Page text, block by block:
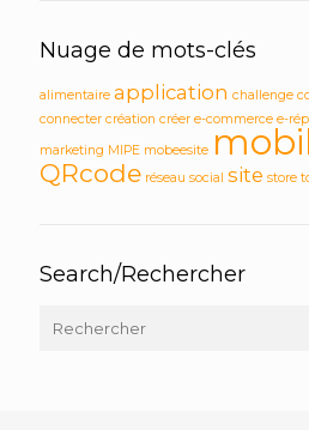
Nuage de mots-clés
alimentaire application challenge
connecter création créer e-commerce e-
marketing MIPE mobeesite
QRcode réseau social site store
Search/Rechercher